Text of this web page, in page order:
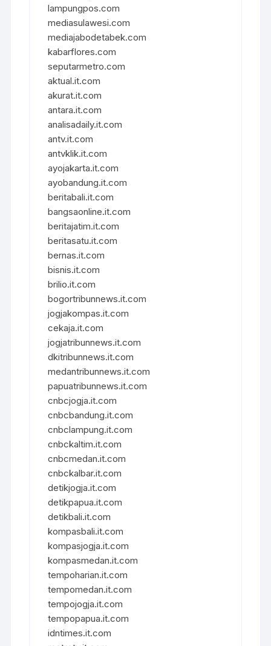
lampungpos.com
mediasulawesi.com
mediajabodetabek.com
kabarflores.com
seputarmetro.com
aktual.it.com
akurat.it.com
antara.it.com
analisadaily.it.com
antv.it.com
antvklik.it.com
ayojakarta.it.com
ayobandung.it.com
beritabali.it.com
bangsaonline.it.com
beritajatim.it.com
beritasatu.it.com
bernas.it.com
bisnis.it.com
brilio.it.com
bogortribunnews.it.com
jogjakompas.it.com
cekaja.it.com
jogjatribunnews.it.com
dkitribunnews.it.com
medantribunnews.it.com
papuatribunnews.it.com
cnbcjogja.it.com
cnbcbandung.it.com
cnbclampung.it.com
cnbckaltim.it.com
cnbcmedan.it.com
cnbckalbar.it.com
detikjogja.it.com
detikpapua.it.com
detikbali.it.com
kompasbali.it.com
kompasjogja.it.com
kompasmedan.it.com
tempoharian.it.com
tempomedan.it.com
tempojogja.it.com
tempopapua.it.com
idntimes.it.com